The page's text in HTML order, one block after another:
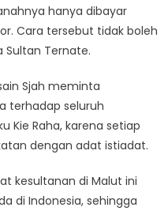
hanya dibayar
Cara tersebut tidak boleh
Sultan Ternate.
Sjah meminta
terhadap seluruh
Kie Raha, karena setiap
dengan adat istiadat.
kesultanan di Malut ini
di Indonesia, sehingga